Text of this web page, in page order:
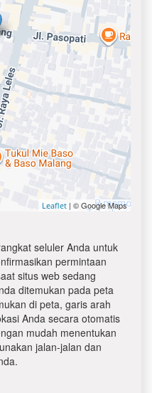
Leaflet | © Google Maps
seluler Anda untuk
permintaan
situs web sedang
ditemukan pada peta
di peta, garis arah
Anda secara otomatis
mudah menentukan
jalan-jalan dan